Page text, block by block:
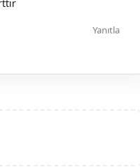
Yanıtla